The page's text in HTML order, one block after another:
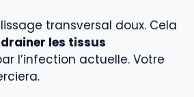
transversal doux. Cela
drainer les tissus
l’infection actuelle. Votre